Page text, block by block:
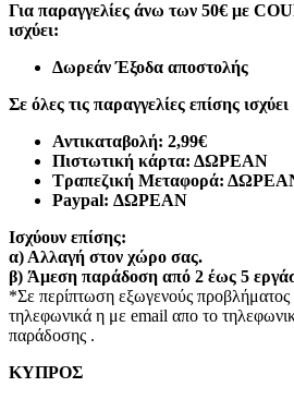
Για παραγγελίες άνω των 50€ με
ισχύει:
Δωρεάν Έξοδα αποστολής
Σε όλες τις παραγγελίες επίσης ισχύει
Αντικαταβολή: 2,99€
Πιστωτική κάρτα: ΔΩΡΕΑΝ
Τραπεζική Μεταφορά:
Paypal: ΔΩΡΕΑΝ
Ισχύουν επίσης:
α)Αλλαγή στον χώρο σας.
β) Άμεση παράδοση από 2 έως 5
*Σε περίπτωση εξωγενούς
τηλεφωνικά η με email απο το
παράδοσης .
ΚΥΠΡΟΣ